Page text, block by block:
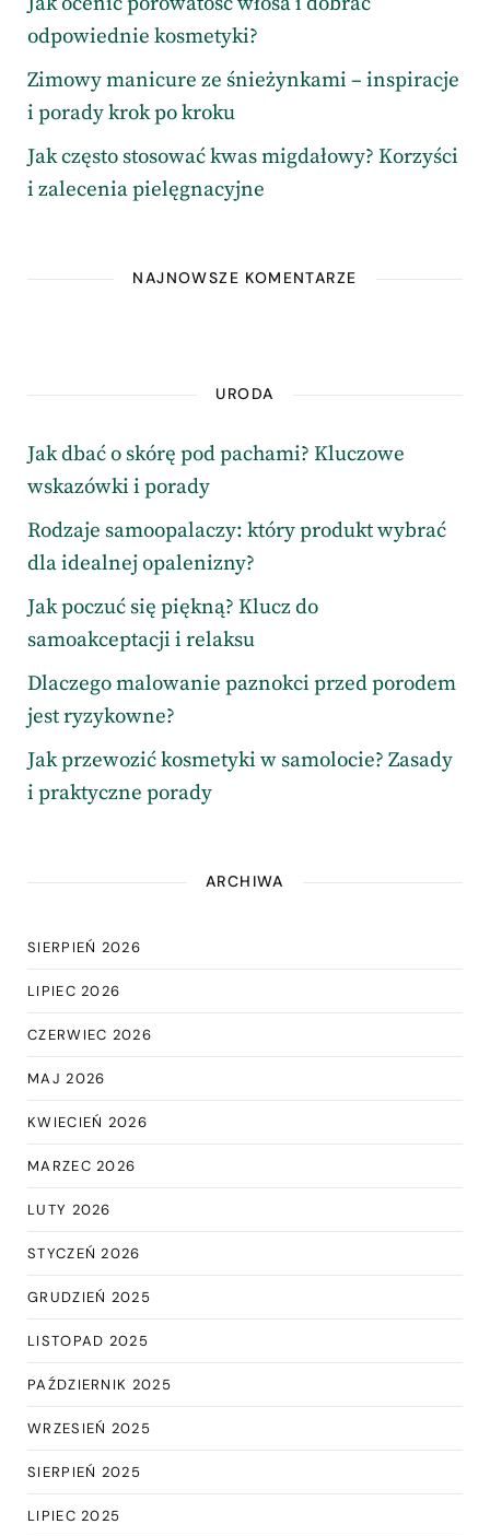
odpowiednie kosmetyki?
Zimowy manicure ze śnieżynkami – inspiracje
i porady krok po kroku
Jak często stosować kwas migdałowy? Korzyści
i zalecenia pielęgnacyjne
NAJNOWSZE KOMENTARZE
URODA
Jak dbać o skórę pod pachami? Kluczowe
wskazówki i porady
Rodzaje samoopalaczy: który produkt wybrać
dla idealnej opalenizny?
Jak poczuć się piękną? Klucz do
samoakceptacji i relaksu
Dlaczego malowanie paznokci przed porodem
jest ryzykowne?
Jak przewozić kosmetyki w samolocie? Zasady
i praktyczne porady
ARCHIWA
SIERPIEŃ 2026
LIPIEC 2026
CZERWIEC 2026
MAJ 2026
KWIECIEŃ 2026
MARZEC 2026
LUTY 2026
STYCZEŃ 2026
GRUDZIEŃ 2025
LISTOPAD 2025
PAŹDZIERNIK 2025
WRZESIEŃ 2025
SIERPIEŃ 2025
LIPIEC 2025